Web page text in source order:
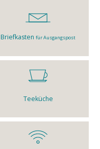
Briefkastenfür Ausgangspost
Teeküche